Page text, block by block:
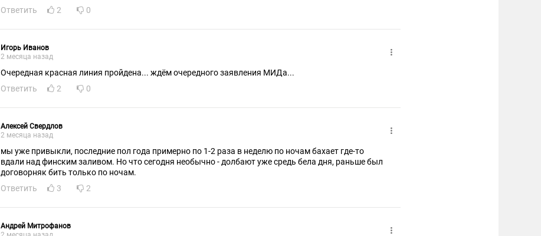
Ответить
2 0
Игорь Иванов
2 месяца назад
Очередная красная линия пройдена... ждём очередного заявления МИДа...
Ответить
2 0
Алексей Свердлов
2 месяца назад
мы уже привыкли, последние пол года примерно по 1-2 раза в неделю по ночам бахает где-то
вдали над финским заливом. Но что сегодня необычно - долбают уже средь бела дня, раньше был
договорняк бить только по ночам.
Ответить
3 2
Андрей Митрофанов